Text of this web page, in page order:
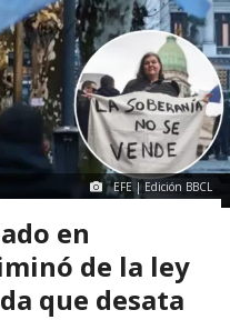
EFE | Edición BBCL
en
de la ley
que desata